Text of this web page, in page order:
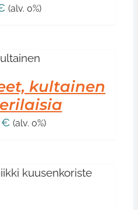
(alv. 0%)
kultainen
€ (alv. 0%)